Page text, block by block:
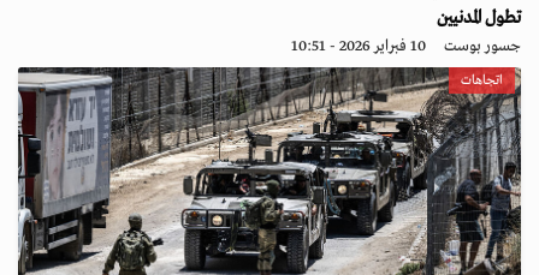
تطول المدنيين
جسور بوست 10 فبراير 2026 - 10:51
اتجاهات